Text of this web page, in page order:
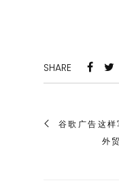
SHARE
谷歌广告这
外